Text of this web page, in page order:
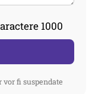
1000
fi suspendate